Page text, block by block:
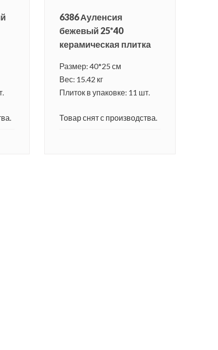
6386 Ауленсия
бежевый 25*40
керамическая плитка
Размер: 40*25 см
Вес: 15.42 кг
Плиток в упаковке: 11 шт.
Товар снят с производства.